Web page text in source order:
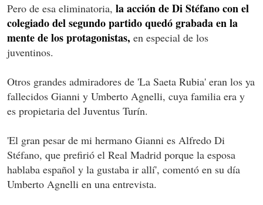
Pero de esa eliminatoria, la acción de Di Stéfano con el
colegiado del segundo partido quedó grabada en la
mente de los protagonistas, en especial de los
juventinos.
Otros grandes admiradores de 'La Saeta Rubia' eran los ya
fallecidos Gianni y Umberto Agnelli, cuya familia era y
es propietaria del Juventus Turín.
'El gran pesar de mi hermano Gianni es Alfredo Di
Stéfano, que prefirió el Real Madrid porque la esposa
hablaba español y la gustaba ir allí', comentó en su día
Umberto Agnelli en una entrevista.